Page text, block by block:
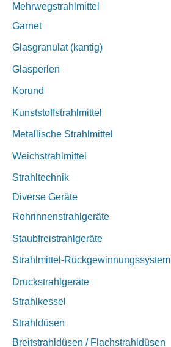
Mehrwegstrahlmittel
Garnet
Glasgranulat (kantig)
Glasperlen
Korund
Kunststoffstrahlmittel
Metallische Strahlmittel
Weichstrahlmittel
Strahltechnik
Diverse Geräte
Rohrinnenstrahlgeräte
Staubfreistrahlgeräte
Strahlmittel-Rückgewinnungssystem
Druckstrahlgeräte
Strahlkessel
Strahldüsen
Breitstrahldüsen / Flachstrahldüsen